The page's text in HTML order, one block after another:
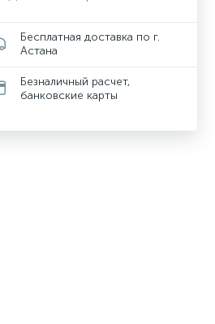
Бесплатная доставка по г.
Астана
Безналичный расчет,
банковские карты